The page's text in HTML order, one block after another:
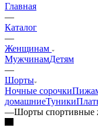
Главная
—
Каталог
—
Женщинам
МужчинамДетям
—
Шорты
Ночные сорочки
домашниеТуники
—Шорты спортивные